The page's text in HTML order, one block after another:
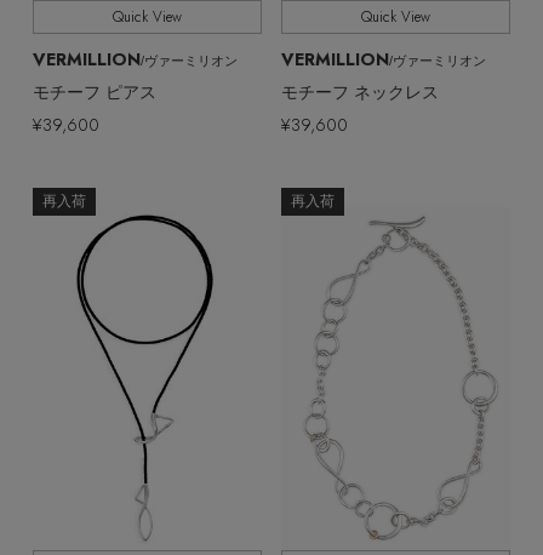
スーツケース
レッグウェア
ポーチ
その他(傘・ハンカチ・時計など)
チャーム
BRAND NEWS
EDITOR'S CLOSET
メルマガ PICKUP
PERSONAL COLOR
エディター厳選ギフト
Quick View
VERMILLION/ヴァーミリオン
モチーフ ピアス
¥39,600
Quick View
VERMILLION/ヴァーミリオン
モチーフ ネックレス
¥39,600
再入荷 再入荷